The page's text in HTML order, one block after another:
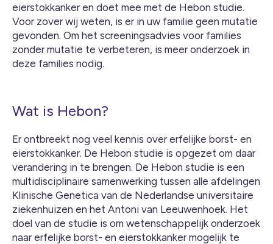
eierstokkanker en doet mee met de Hebon studie.
Voor zover wij weten, is er in uw familie geen mutatie
gevonden. Om het screeningsadvies voor families
zonder mutatie te verbeteren, is meer onderzoek in
deze families nodig.
Wat is Hebon?
Er ontbreekt nog veel kennis over erfelijke borst- en
eierstokkanker. De Hebon studie is opgezet om daar
verandering in te brengen. De Hebon studie is een
multidisciplinaire samenwerking tussen alle afdelingen
Klinische Genetica van de Nederlandse universitaire
ziekenhuizen en het Antoni van Leeuwenhoek. Het
doel van de studie is om wetenschappelijk onderzoek
naar erfelijke borst- en eierstokkanker mogelijk te